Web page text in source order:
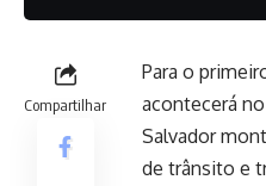
Compartilhar
Para o
acontecerá
Salvador
de trânsito e